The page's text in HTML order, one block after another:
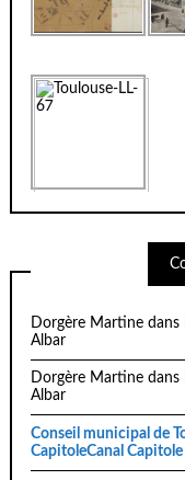
Dorgère Martine dans
Albar
Dorgère Martine dans
Albar
Conseil municipal de
CapitoleCanal Capitole